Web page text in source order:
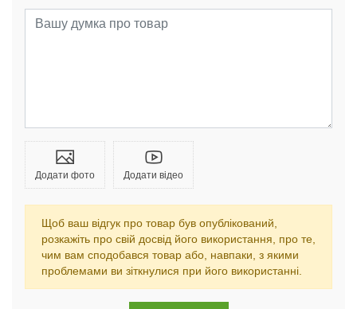
Додати фото Додати відео
Щоб ваш відгук про товар був опублікований,
розкажіть про свій досвід його використання, про те,
чим вам сподобався товар або, навпаки, з якими
проблемами ви зіткнулися при його використанні.